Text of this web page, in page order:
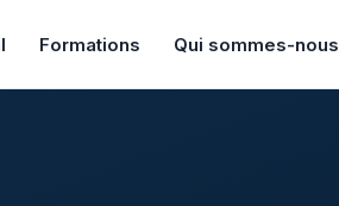
Formations Qui sommes-nous